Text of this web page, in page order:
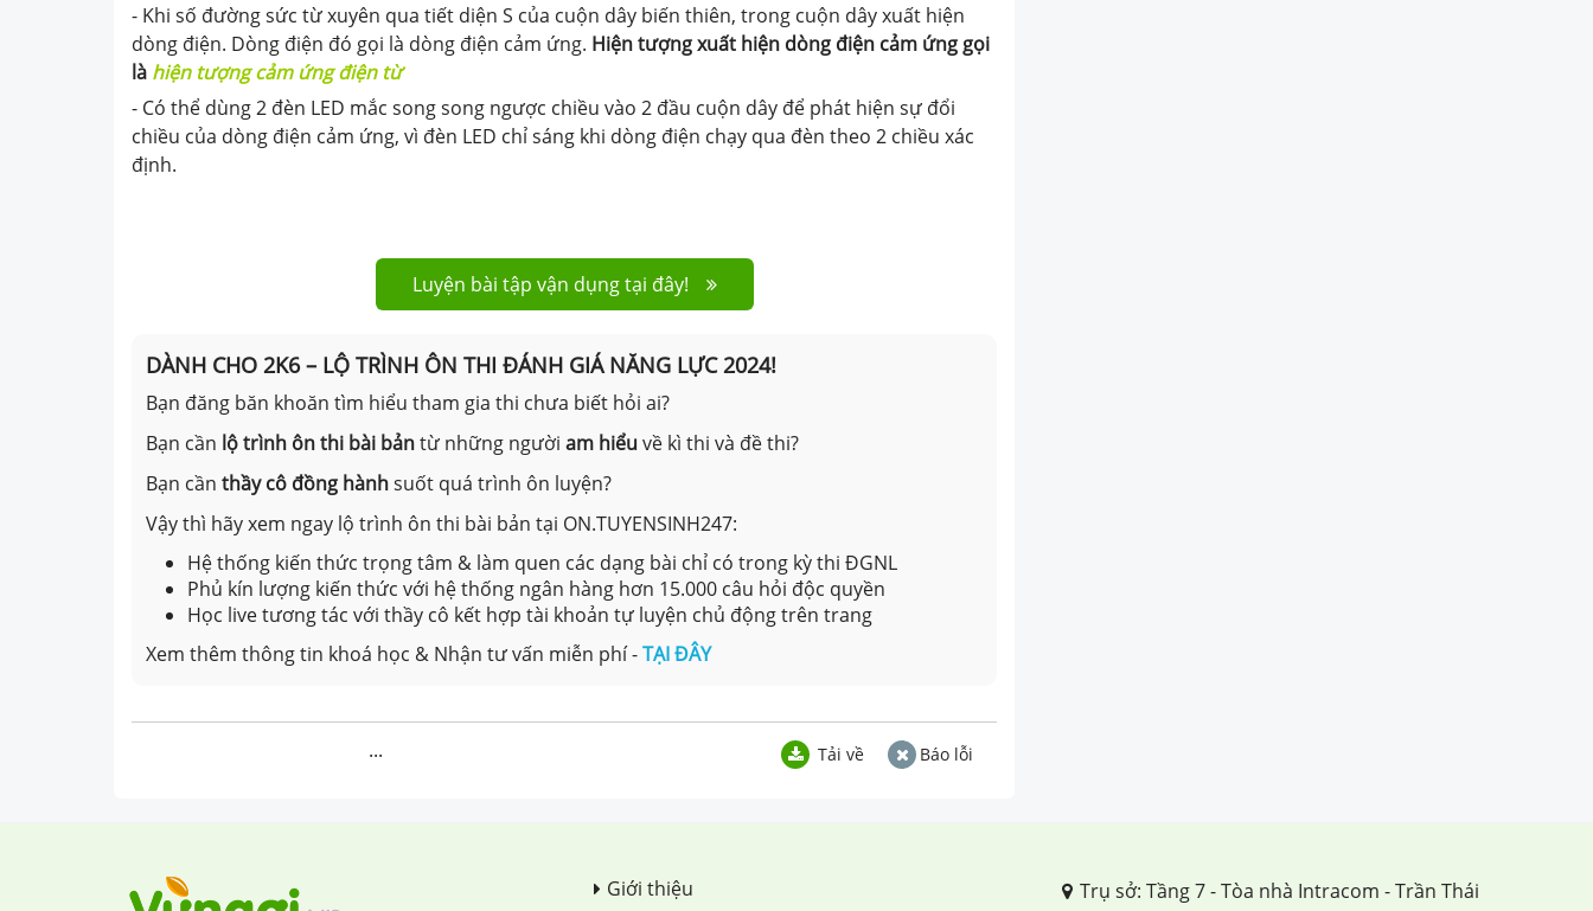
- Khi số đường sức từ xuyên qua tiết diện S của cuộn dây biến thiên, trong cuộn dây xuất hiện
dòng điện. Dòng điện đó gọi là dòng điện cảm ứng. Hiện tượng xuất hiện dòng điện cảm ứng gọi
là hiện tượng cảm ứng điện từ
- Có thể dùng 2 đèn LED mắc song song ngược chiều vào 2 đầu cuộn dây để phát hiện sự đổi
chiều của dòng điện cảm ứng, vì đèn LED chỉ sáng khi dòng điện chạy qua đèn theo 2 chiều xác
định.
Luyện bài tập vận dụng tại đây!
DÀNH CHO 2K6 – LỘ TRÌNH ÔN THI ĐÁNH GIÁ NĂNG LỰC 2024!
Bạn đăng băn khoăn tìm hiểu tham gia thi chưa biết hỏi ai?
Bạn cần lộ trình ôn thi bài bảntừ những người am hiểuvề kì thi và đề thi?
Bạn cần thầy cô đồng hànhsuốt quá trình ôn luyện?
Vậy thì hãy xem ngay lộ trình ôn thi bài bản tại ON.TUYENSINH247:
Hệ thống kiến thức trọng tâm & làm quen các dạng bài chỉ có trong kỳ thi ĐGNL
Phủ kín lượng kiến thức với hệ thống ngân hàng hơn 15.000 câu hỏi độc quyền
Học live tương tác với thầy cô kết hợp tài khoản tự luyện chủ động trên trang
Xem thêm thông tin khoá học & Nhận tư vấn miễn phí -TẠI ĐÂY
... Tải về Báo lỗi
Giới thiệu
Trụ sở: Tầng 7 - Tòa nhà Intracom - Trần Thái